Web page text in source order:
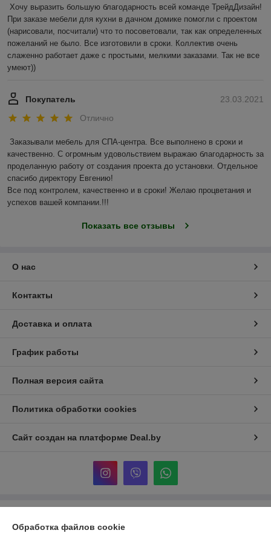
Хочу выразить большую благодарность всей команде ТрейдДизайн!
При заказе мебели для кухни в дачном домике помогли с проектом
(нарисовали, посчитали) что то посоветовали, так как определенных
пожеланий не было. Все изготовили в сроки. Коллектив очень
слаженно работает даже с простыми, мелкими заказами. Так не все
умеют))
23.03.2021
Покупатель
Отлично
Заказывали мебель для СПА-центра. Все выполнено в сроки и
качественно. С огромным удовольствием выражаю благодарность за
проделанную работу от создания проекта до установки. Отдельное
спасибо директору Евгению!
Все под контролем, качественно и в сроки! Желаю процветания и
успехов вашей компании.!!!
Показать все отзывы
О нас
Контакты
Доставка и оплата
График работы
Полная версия сайта
Политика обработки cookies
Сайт создан на платформе Deal.by
Обработка файлов cookie